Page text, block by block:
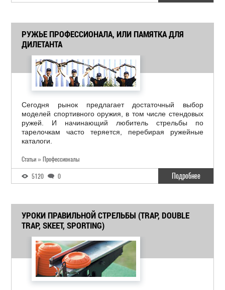
РУЖЬЕ ПРОФЕССИОНАЛА, ИЛИ ПАМЯТКА ДЛЯ
ДИЛЕТАНТА
Сегодня рынок предлагает достаточный выбор
моделей спортивного оружия, в том числе стендовых
ружей. И начинающий любитель стрельбы по
тарелочкам часто теряется, перебирая ружейные
каталоги.
Статьи » Профессионалы
5120 0 Подробнее
УРОКИ ПРАВИЛЬНОЙ СТРЕЛЬБЫ (TRAP, DOUBLE
TRAP, SKEET, SPORTING)